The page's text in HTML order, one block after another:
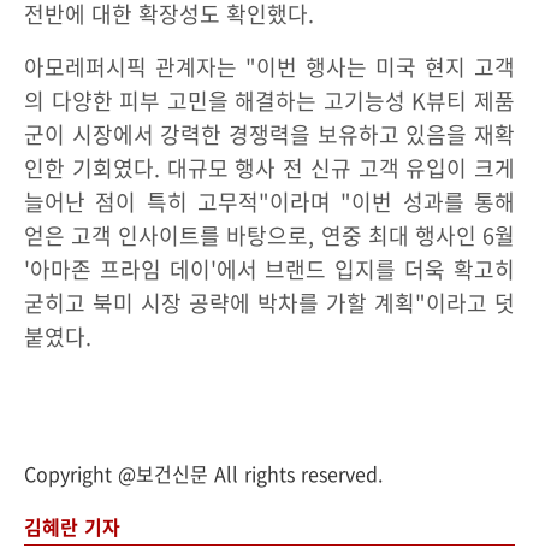
전반에 대한 확장성도 확인했다.
아모레퍼시픽 관계자는 "이번 행사는 미국 현지 고객
의 다양한 피부 고민을 해결하는 고기능성 K뷰티 제품
군이 시장에서 강력한 경쟁력을 보유하고 있음을 재확
인한 기회였다. 대규모 행사 전 신규 고객 유입이 크게
늘어난 점이 특히 고무적"이라며 "이번 성과를 통해
얻은 고객 인사이트를 바탕으로, 연중 최대 행사인 6월
'아마존 프라임 데이'에서 브랜드 입지를 더욱 확고히
굳히고 북미 시장 공략에 박차를 가할 계획"이라고 덧
붙였다.
Copyright @보건신문 All rights reserved.
김혜란 기자